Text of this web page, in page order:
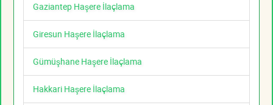
Gaziantep Haşere İlaçlama
Giresun Haşere İlaçlama
Gümüşhane Haşere İlaçlama
Hakkari Haşere İlaçlama